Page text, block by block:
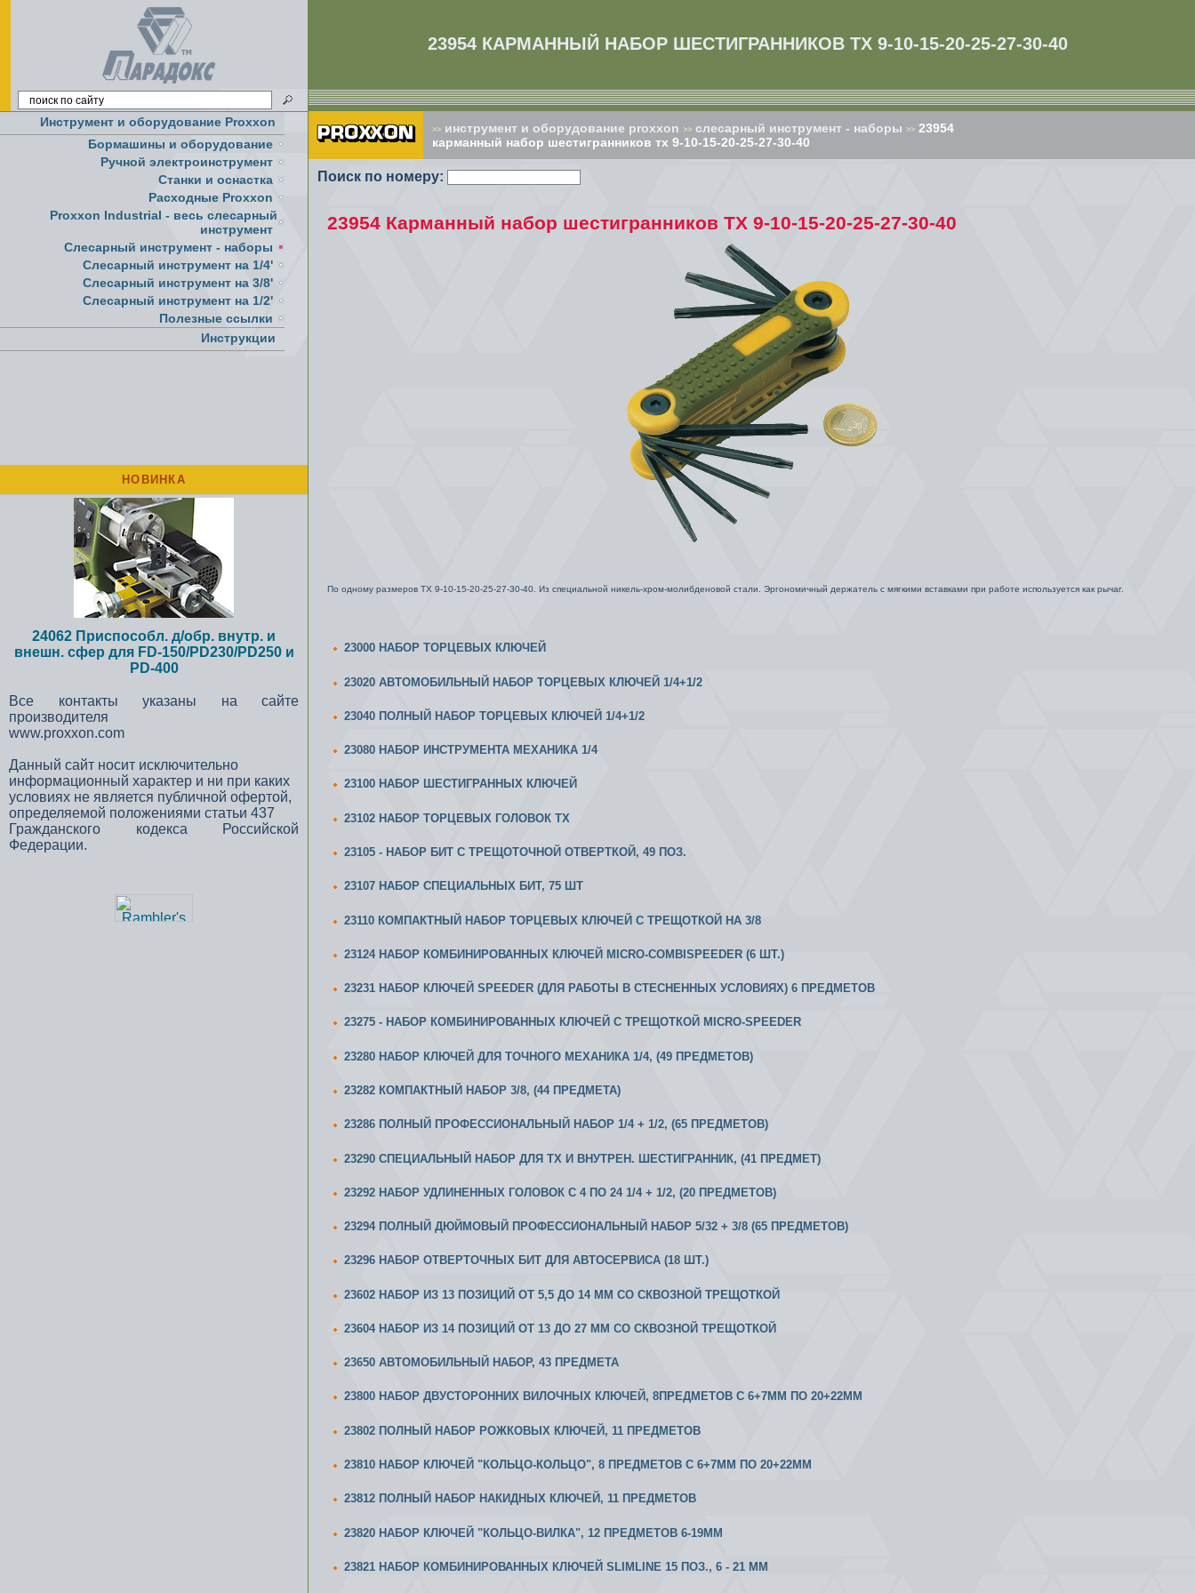
23954 КАРМАННЫЙ НАБОР ШЕСТИГРАННИКОВ ТХ 9-10-15-20-25-27-30-40
Инструмент и оборудование Proxxon
Бормашины и оборудование
Ручной электроинструмент
Cтанки и оснастка
Расходные Proxxon
Proxxon Industrial - весь слесарный
инструмент
Слесарный инструмент - наборы
Слесарный инструмент на 1/4'
Слесарный инструмент на 3/8'
Слесарный инструмент на 1/2'
Полезные ссылки
Инструкции
НОВИНКА
24062 Приспособл. д/обр. внутр. и
внешн. сфер для FD-150/PD230/PD250 и
PD-400
Все контакты указаны на сайте
производителя
www.proxxon.com
Данный сайт носит исключительно
информационный характер и ни при каких
условиях не является публичной офертой,
определяемой положениями статьи 437
Гражданского кодекса Российской
Федерации.
>> инструмент и оборудование proxxon >> слесарный инструмент - наборы >> 23954
карманный набор шестигранников тх 9-10-15-20-25-27-30-40
Поиск по номеру:
23954 Карманный набор шестигранников ТХ 9-10-15-20-25-27-30-40
По одному размеров ТХ 9-10-15-20-25-27-30-40. Из специальной никель-хром-молибденовой стали. Эргономичный держатель с мягкими вставками при работе используется как рычаг.
23000 НАБОР ТОРЦЕВЫХ КЛЮЧЕЙ
23020 АВТОМОБИЛЬНЫЙ НАБОР ТОРЦЕВЫХ КЛЮЧЕЙ 1/4+1/2
23040 ПОЛНЫЙ НАБОР ТОРЦЕВЫХ КЛЮЧЕЙ 1/4+1/2
23080 НАБОР ИНСТРУМЕНТА МЕХАНИКА 1/4
23100 НАБОР ШЕСТИГРАННЫХ КЛЮЧЕЙ
23102 НАБОР ТОРЦЕВЫХ ГОЛОВОК ТХ
23105 - НАБОР БИТ С ТРЕЩОТОЧНОЙ ОТВЕРТКОЙ, 49 ПОЗ.
23107 НАБОР СПЕЦИАЛЬНЫХ БИТ, 75 ШТ
23110 КОМПАКТНЫЙ НАБОР ТОРЦЕВЫХ КЛЮЧЕЙ С ТРЕЩОТКОЙ НА 3/8
23124 НАБОР КОМБИНИРОВАННЫХ КЛЮЧЕЙ MICRO-COMBISPEEDER (6 ШТ.)
23231 НАБОР КЛЮЧЕЙ SPEEDER (ДЛЯ РАБОТЫ В СТЕСНЕННЫХ УСЛОВИЯХ) 6 ПРЕДМЕТОВ
23275 - НАБОР КОМБИНИРОВАННЫХ КЛЮЧЕЙ С ТРЕЩОТКОЙ MICRO-SPEEDER
23280 НАБОР КЛЮЧЕЙ ДЛЯ ТОЧНОГО МЕХАНИКА 1/4, (49 ПРЕДМЕТОВ)
23282 КОМПАКТНЫЙ НАБОР 3/8, (44 ПРЕДМЕТА)
23286 ПОЛНЫЙ ПРОФЕССИОНАЛЬНЫЙ НАБОР 1/4 + 1/2, (65 ПРЕДМЕТОВ)
23290 СПЕЦИАЛЬНЫЙ НАБОР ДЛЯ ТХ И ВНУТРЕН. ШЕСТИГРАННИК, (41 ПРЕДМЕТ)
23292 НАБОР УДЛИНЕННЫХ ГОЛОВОК С 4 ПО 24 1/4 + 1/2, (20 ПРЕДМЕТОВ)
23294 ПОЛНЫЙ ДЮЙМОВЫЙ ПРОФЕССИОНАЛЬНЫЙ НАБОР 5/32 + 3/8 (65 ПРЕДМЕТОВ)
23296 НАБОР ОТВЕРТОЧНЫХ БИТ ДЛЯ АВТОСЕРВИСА (18 ШТ.)
23602 НАБОР ИЗ 13 ПОЗИЦИЙ ОТ 5,5 ДО 14 ММ СО СКВОЗНОЙ ТРЕЩОТКОЙ
23604 НАБОР ИЗ 14 ПОЗИЦИЙ ОТ 13 ДО 27 ММ СО СКВОЗНОЙ ТРЕЩОТКОЙ
23650 АВТОМОБИЛЬНЫЙ НАБОР, 43 ПРЕДМЕТА
23800 НАБОР ДВУСТОРОННИХ ВИЛОЧНЫХ КЛЮЧЕЙ, 8ПРЕДМЕТОВ С 6+7ММ ПО 20+22ММ
23802 ПОЛНЫЙ НАБОР РОЖКОВЫХ КЛЮЧЕЙ, 11 ПРЕДМЕТОВ
23810 НАБОР КЛЮЧЕЙ "КОЛЬЦО-КОЛЬЦО", 8 ПРЕДМЕТОВ С 6+7ММ ПО 20+22ММ
23812 ПОЛНЫЙ НАБОР НАКИДНЫХ КЛЮЧЕЙ, 11 ПРЕДМЕТОВ
23820 НАБОР КЛЮЧЕЙ "КОЛЬЦО-ВИЛКА", 12 ПРЕДМЕТОВ 6-19ММ
23821 НАБОР КОМБИНИРОВАННЫХ КЛЮЧЕЙ SLIMLINE 15 ПОЗ., 6 - 21 ММ